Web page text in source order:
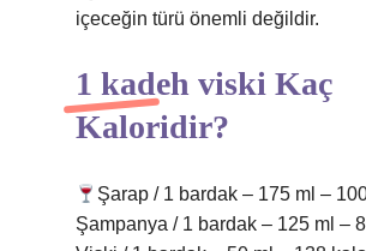
içeceğin türü önemli değildir.
1 kadeh viski Kaç
Kaloridir?
Şarap / 1 bardak – 175 ml –
Şampanya / 1 bardak – 125 ml –